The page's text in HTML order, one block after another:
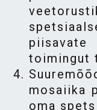
toimingut
mosaiika
oma